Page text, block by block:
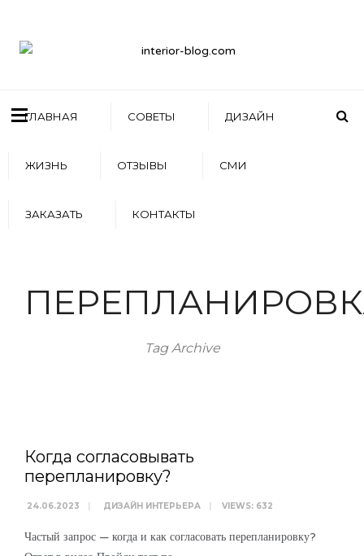
ГЛАВНАЯ СОВЕТЫ ДИЗАЙН
ЖИЗНЬ ОТЗЫВЫ СМИ
ЗАКАЗАТЬ КОНТАКТЫ
Tag Archive
Когда согласовывать
перепланировку?
24.06.2023 | ДИЗАЙН ИНТЕРЬЕРА | VIEWS: 632
Частый запрос — когда и как согласовать перепланировку?